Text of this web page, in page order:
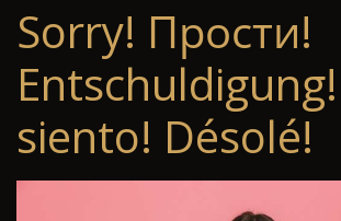
Sorry! Прости!
siento! Désolé!